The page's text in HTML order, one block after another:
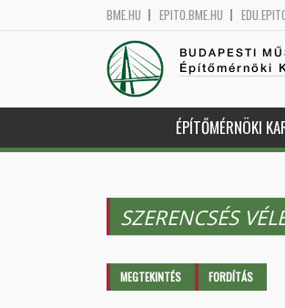
BME.HU EPITO.BME.HU
BUDAPESTI
Építőmérnöki
ÉPÍTŐMÉRNÖKI
SZERENCSÉS
Elsődleges fülek
MEGTEKINTÉS FORDÍTÁS